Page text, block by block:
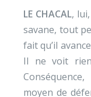
LE CHACAL,
savane, tout
fait qu’il
Il ne voit
moyen de